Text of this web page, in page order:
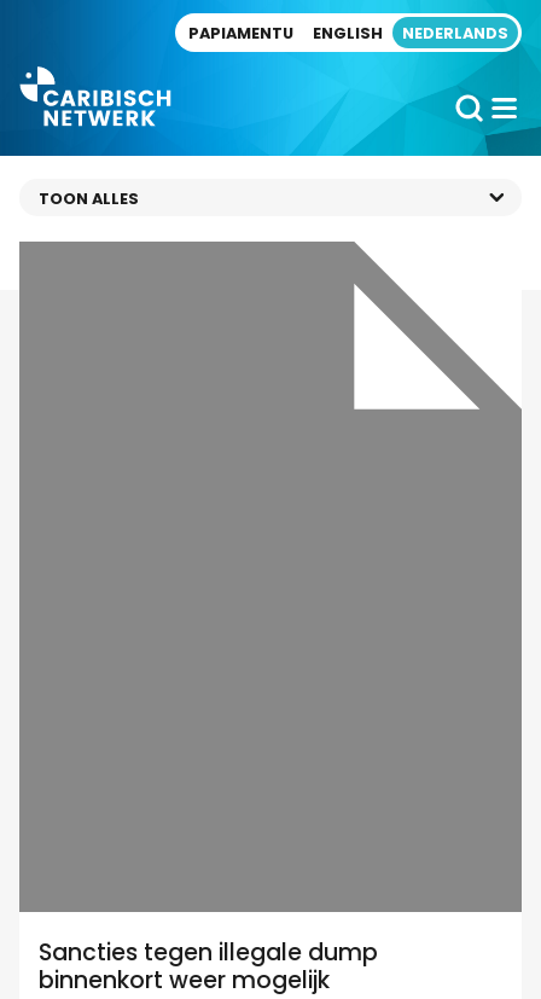
PAPIAMENTU ENGLISH NEDERLANDS
Sancties tegen illegale dump
binnenkort weer mogelijk